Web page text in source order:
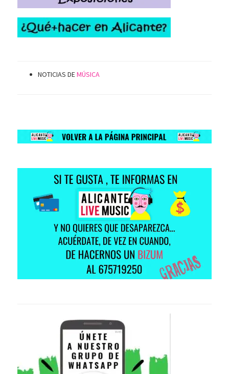
NOTICIAS DEMÚSICA